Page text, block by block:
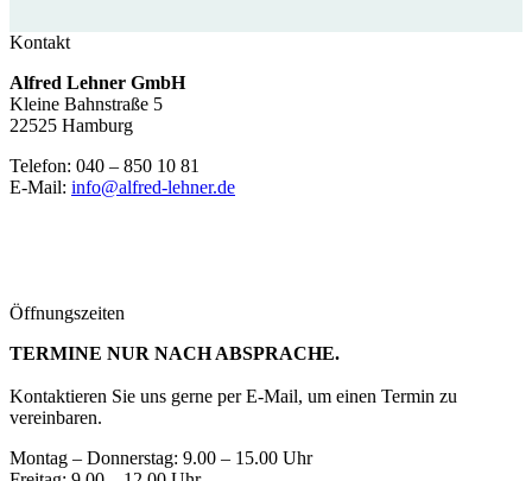
Kontakt
Alfred Lehner GmbH
Kleine Bahnstraße 5
22525 Hamburg
Telefon: 040 – 850 10 81
E-Mail: info@alfred-lehner.de
Öffnungszeiten
TERMINE NUR NACH ABSPRACHE.
Kontaktieren Sie uns gerne per E-Mail, um einen Termin zu
vereinbaren.
Montag – Donnerstag: 9.00 – 15.00 Uhr